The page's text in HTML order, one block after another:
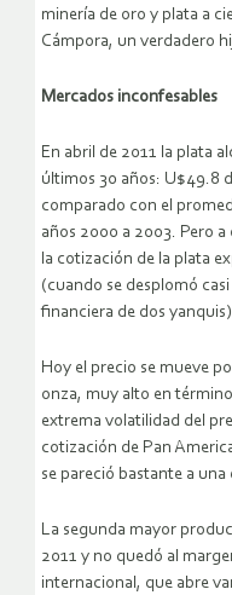
minería de oro y plata a
Cámpora, un verdadero
Mercados inconfesables
En abril de 2011 la plata
últimos 30 años: U$49.8
comparado con el
años 2000 a 2003. Pero
la cotización de la plata
(cuando se desplomó
financiera de dos
Hoy el precio se mueve
onza, muy alto en
extrema volatilidad del
cotización de Pan
se pareció bastante a una
La segunda mayor
2011 y no quedó al
internacional, que abre